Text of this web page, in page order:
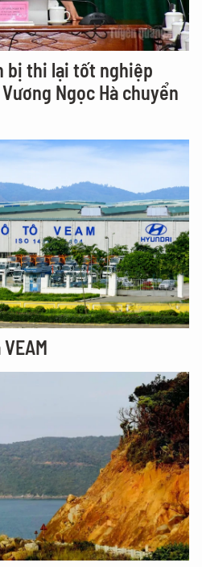
bị thi lại tốt nghiệp
Ngọc Hà chuyển